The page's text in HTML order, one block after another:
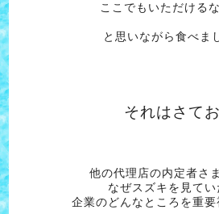
ここでもいただける
と思いながら食べま
それはさて
他の代理店の内定者さ
なぜスズキを見てい
企業のどんなところを重